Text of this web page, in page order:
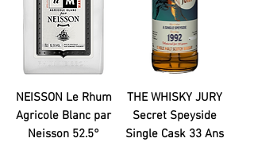
NEISSON Le Rhum
Agricole Blanc par
Neisson 52.5°
THE WHISKY JURY
Secret Speyside
Single Cask 33 Ans